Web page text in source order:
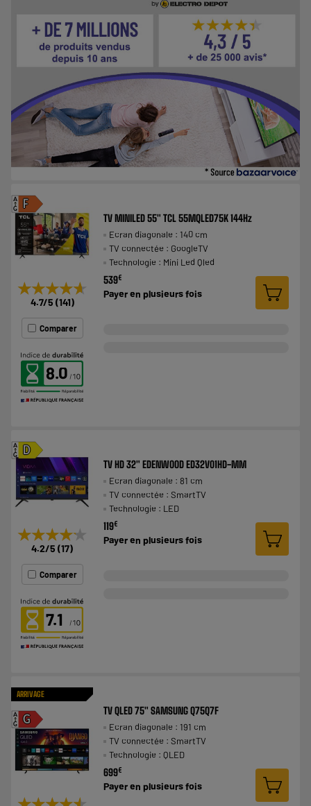
F
A
G
★★★★★
★★★★★
4.7/5 (141)
Comparer
8.0
TV MINILED 55" TCL 55MQLED75K 144Hz
Ecran diagonale : 140 cm
TV connectée : GoogleTV
Technologie : Mini Led Qled
539€
Payer en plusieurs fois
D
A
G
★★★★★
★★★★★
4.2/5 (17)
Comparer
7.1
TV HD 32" EDENWOOD ED32V01HD-MM
Ecran diagonale : 81 cm
TV connectée : SmartTV
Technologie : LED
119€
Payer en plusieurs fois
ARRIVAGE
G
A
G
TV QLED 75" SAMSUNG Q75Q7F
Ecran diagonale : 191 cm
TV connectée : SmartTV
Technologie : QLED
699€
Payer en plusieurs fois